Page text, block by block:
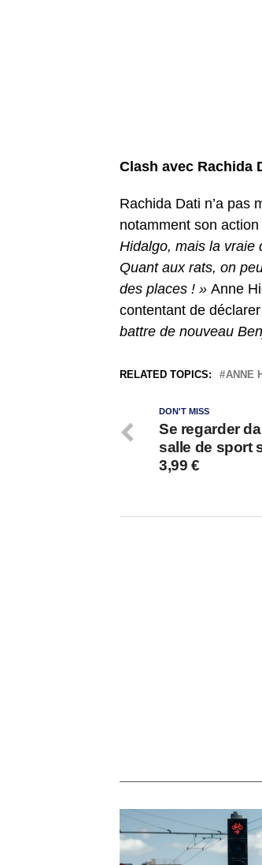
Clash avec Rachida
Rachida Dati n’a pas
notamment son
Hidalgo, mais la vraie
Quant aux rats, on
des places ! » Anne
contentant de
battre de nouveau
RELATED TOPICS: ANNE
DON'T MISS
Se regarder
salle de sport
3,99 €